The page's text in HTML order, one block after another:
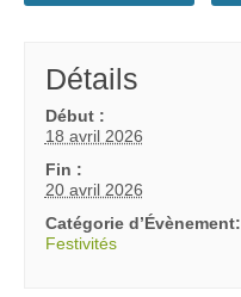
Détails
Début :
18 avril 2026
Fin :
20 avril 2026
Catégorie d’Évènement:
Festivités